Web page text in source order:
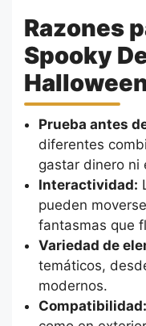
Razones
Spooky
Prueba antes
diferentes
gastar dinero ni
Interactividad:
pueden
fantasmas que
Variedad de
temáticos,
modernos.
Compatibilidad: